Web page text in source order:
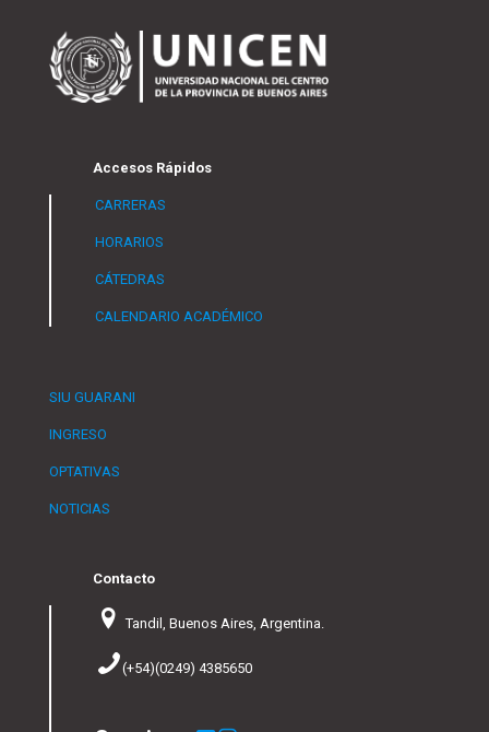
Accesos Rápidos
CARRERAS
HORARIOS
CÁTEDRAS
CALENDARIO ACADÉMICO
SIU GUARANI
INGRESO
OPTATIVAS
NOTICIAS
Contacto
Tandil, Buenos Aires, Argentina.
(+54)(0249) 4385650